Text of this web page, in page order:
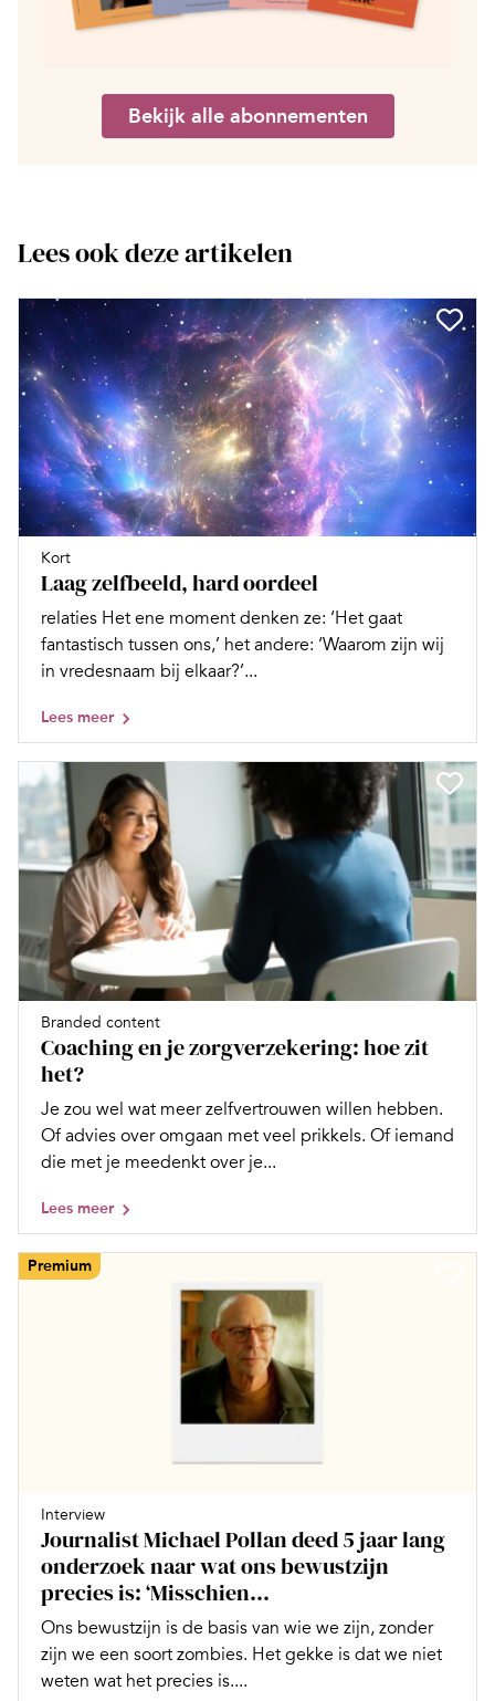
Bekijk alle abonnementen
Lees ook deze artikelen
Kort
Laag zelfbeeld, hard oordeel
relaties Het ene moment denken ze: ‘Het gaat
fantastisch tussen ons,’ het andere: ‘Waarom zijn wij
in vredesnaam bij elkaar?’...
Lees meer
Branded content
Coaching en je zorgverzekering: hoe zit
het?
Je zou wel wat meer zelfvertrouwen willen hebben.
Of advies over omgaan met veel prikkels. Of iemand
die met je meedenkt over je...
Lees meer
Premium
Interview
Journalist Michael Pollan deed 5 jaar lang
onderzoek naar wat ons bewustzijn
precies is: ‘Misschien...
Ons bewustzijn is de basis van wie we zijn, zonder
zijn we een soort zombies. Het gekke is dat we niet
weten wat het precies is....